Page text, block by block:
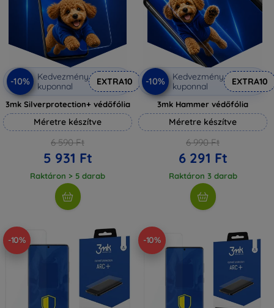
-10%
Kedvezmény
kuponnal
EXTRA10
3mk Silverprotection+ védőfólia
Méretre készítve
6 590 Ft
5 931 Ft
Raktáron > 5 darab
-10%
Kedvezmény
kuponnal
EXTRA10
3mk Hammer védőfólia
Méretre készítve
6 990 Ft
6 291 Ft
Raktáron 3 darab
-10% -10%